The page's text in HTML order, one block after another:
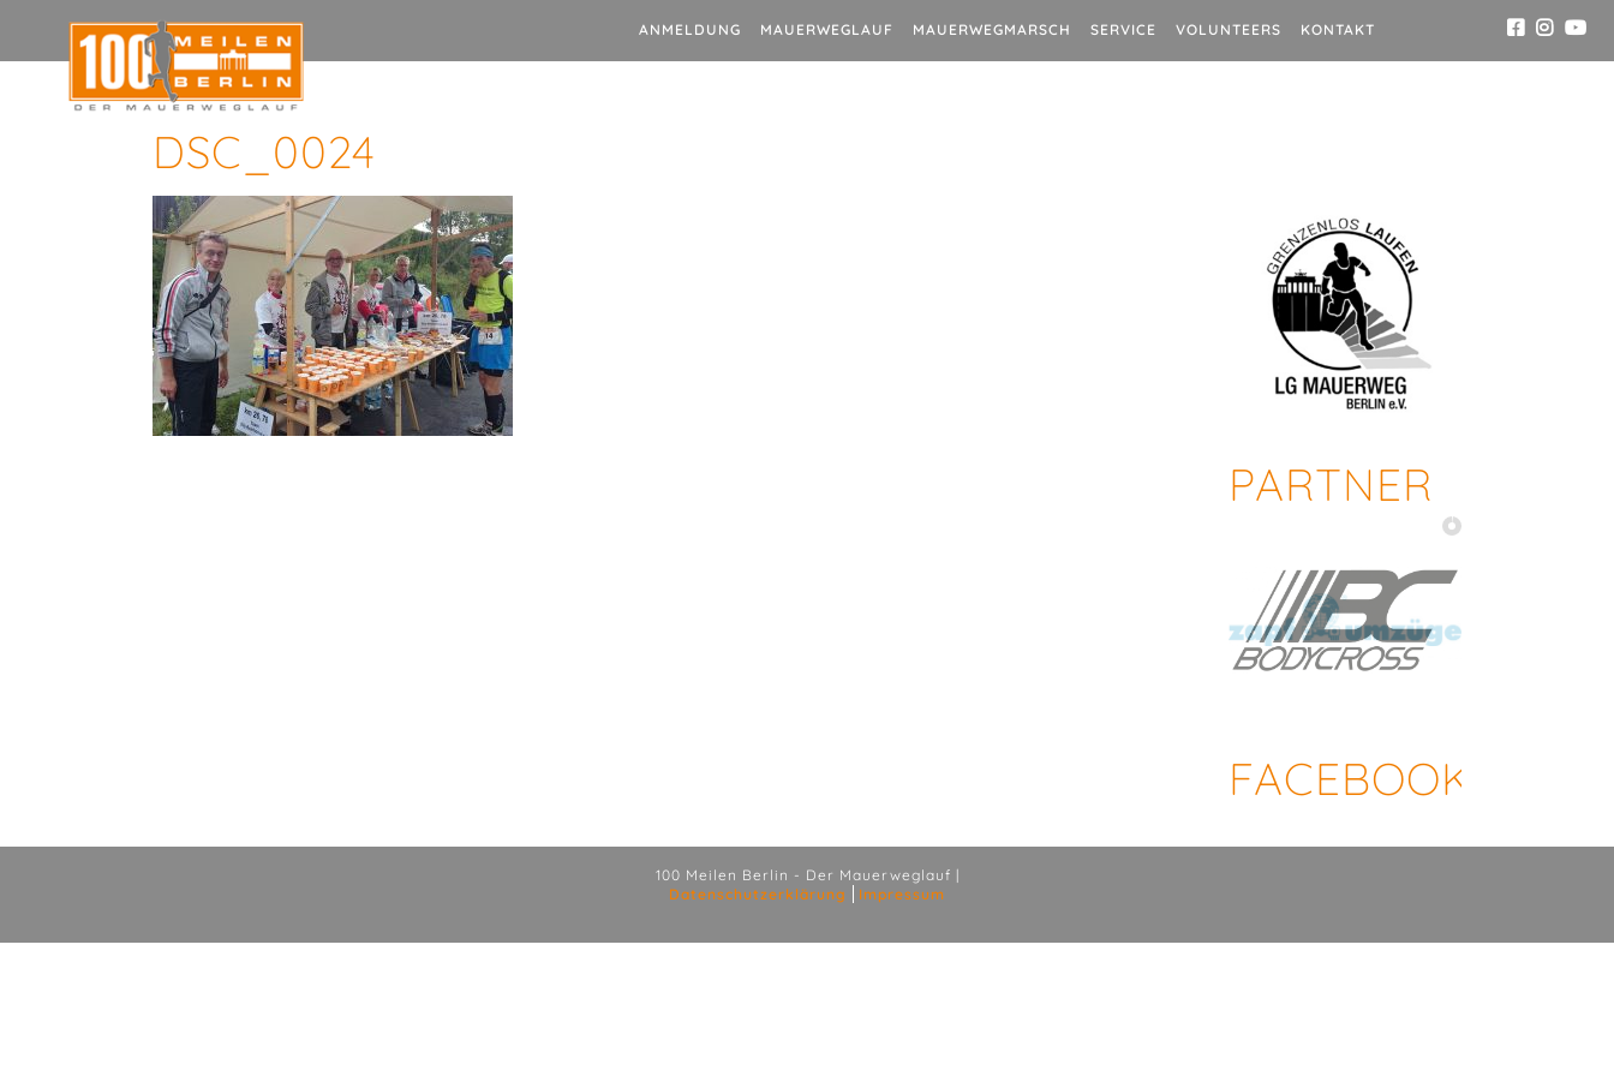
ANMELDUNG MAUERWEGLAUF MAUERWEGMARSCH SERVICE VOLUNTEERS KONTAKT
DSC_0024
PARTNER
FACEBOOK
100 Meilen Berlin - Der Mauerweglauf |
Datenschutzerklärung
Impressum